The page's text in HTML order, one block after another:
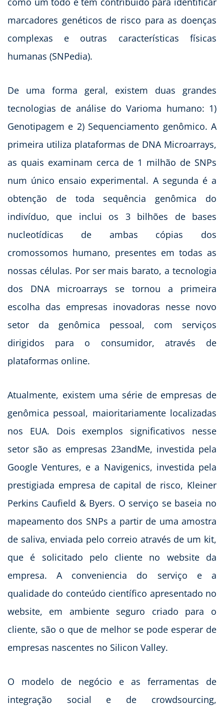
marcadores genéticos de risco para as doenças
complexas e outras características físicas
humanas (SNPedia).
De uma forma geral, existem duas grandes
tecnologias de análise do Varioma humano: 1)
Genotipagem e 2) Sequenciamento genômico. A
primeira utiliza plataformas de DNA Microarrays,
as quais examinam cerca de 1 milhão de SNPs
num único ensaio experimental. A segunda é a
obtenção de toda sequência genômica do
indivíduo, que inclui os 3 bilhões de bases
nucleotídicas de ambas cópias dos
cromossomos humano, presentes em todas as
nossas células. Por ser mais barato, a tecnologia
dos DNA microarrays se tornou a primeira
escolha das empresas inovadoras nesse novo
setor da genômica pessoal, com serviços
dirigidos para o consumidor, através de
plataformas online.
Atualmente, existem uma série de empresas de
genômica pessoal, maioritariamente localizadas
nos EUA. Dois exemplos significativos nesse
setor são as empresas 23andMe, investida pela
Google Ventures, e a Navigenics, investida pela
prestigiada empresa de capital de risco, Kleiner
Perkins Caufield & Byers. O serviço se baseia no
mapeamento dos SNPs a partir de uma amostra
de saliva, enviada pelo correio através de um kit,
que é solicitado pelo cliente no website da
empresa. A conveniencia do serviço e a
qualidade do conteúdo científico apresentado no
website, em ambiente seguro criado para o
cliente, são o que de melhor se pode esperar de
empresas nascentes no Silicon Valley.
O modelo de negócio e as ferramentas de
integração social e de crowdsourcing,